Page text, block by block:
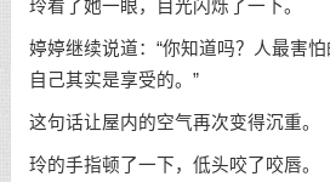
玲看了她一眼，目光闪烁了一下。
婷婷继续说道：“你知道吗？人最害
自己其实是享受的。”
这句话让屋内的空气再次变得沉重。
玲的手指顿了一下，低头咬了咬唇。